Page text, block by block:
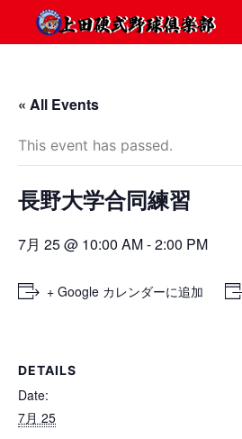
« All Events
This event has passed.
長野大学合同練習
7月 25 @ 10:00 AM-2:00 PM
+ Google カレンダーに追加
DETAILS
Date:
7月 25